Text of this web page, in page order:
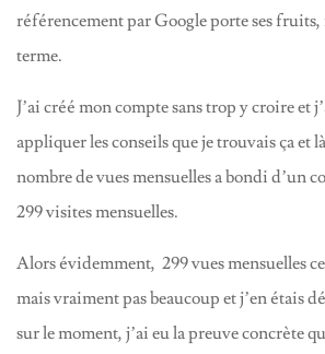
référencement par Google porte ses fruits,
terme.
J’ai créé mon compte sans trop y croire et
appliquer les conseils que je trouvais ça et
nombre de vues mensuelles a bondi d’un
299 visites mensuelles.
Alors évidemment, 299 vues mensuelles
mais vraiment pas beaucoup et j’en étais
sur le moment, j’ai eu la preuve concrète